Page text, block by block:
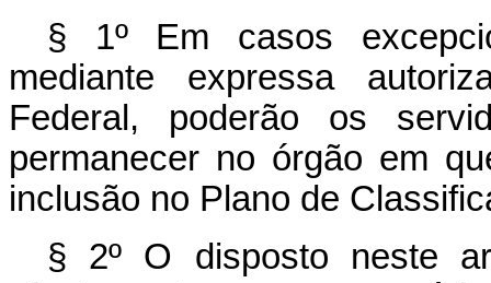
§ 1º Em casos
mediante expressa
Federal, poderão os
permanecer no órgão em
inclusão no Plano de
§ 2º O disposto neste